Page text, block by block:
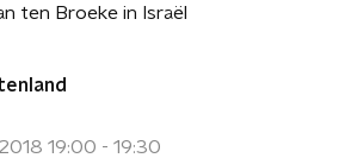
ten Broeke in Israël
19:00 - 19:30